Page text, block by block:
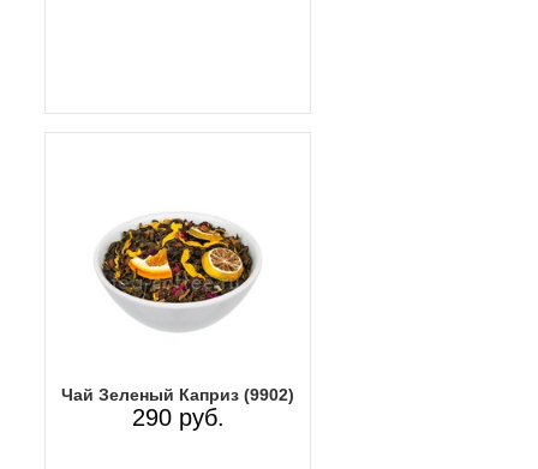
Чай Зеленый Каприз (9902)
290 руб.